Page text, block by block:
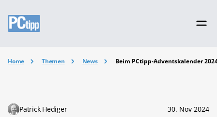
Home Themen News Beim PCtipp-Adventskalender
Patrick Hediger 30. Nov 2024